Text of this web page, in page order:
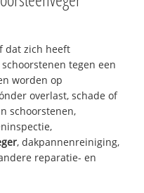
dat zich heeft
tegen een
worden op
overlast, schade of
schoorstenen,
, dakpannenreiniging,
reparatie- en